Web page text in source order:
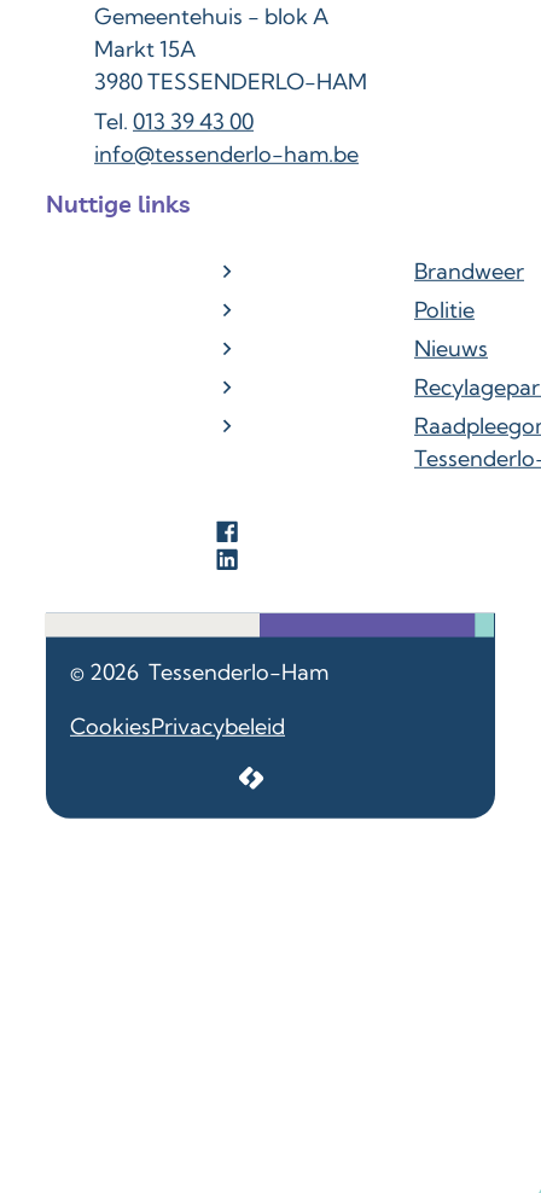
AdresGemeentehuis - blok A
Markt 15A
,3980TESSENDERLO-HAM
013 39 43 00
E-mailinfo@tessenderlo-ham.be
Nuttige links
Brandweer
Politie
Nieuws
© 2026 Tessenderlo-Ham
CookiesPrivacybeleid